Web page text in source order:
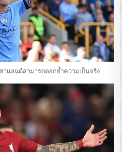
าแลนด์สามารถตอกย้ำความเป็นจริง